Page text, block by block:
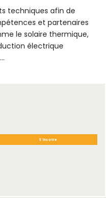
techniques afin de
et partenaires
le solaire thermique,
électrique
S'inscrire